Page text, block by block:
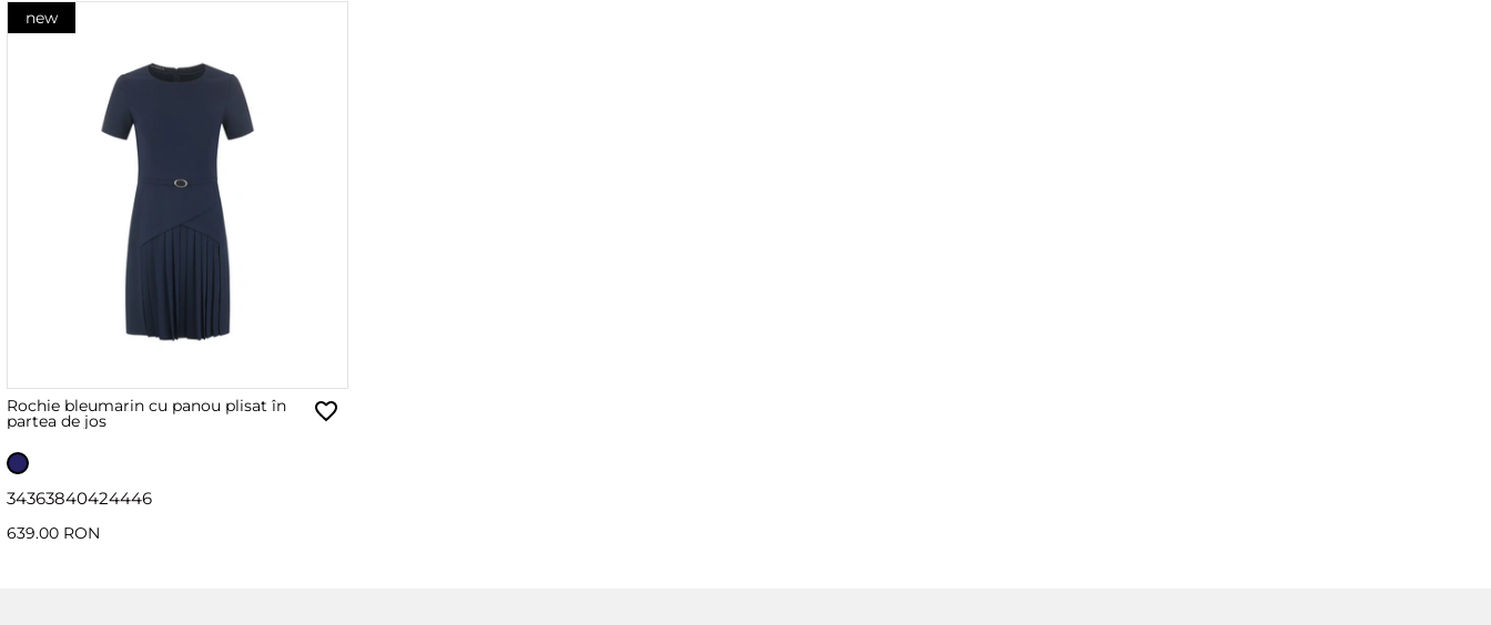
new
Rochie bleumarin cu panou plisat în
partea de jos
34363840424446
639.00 RON